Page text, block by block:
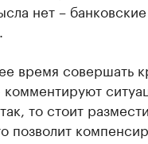
нет –
время совершать
то стоит
позволит